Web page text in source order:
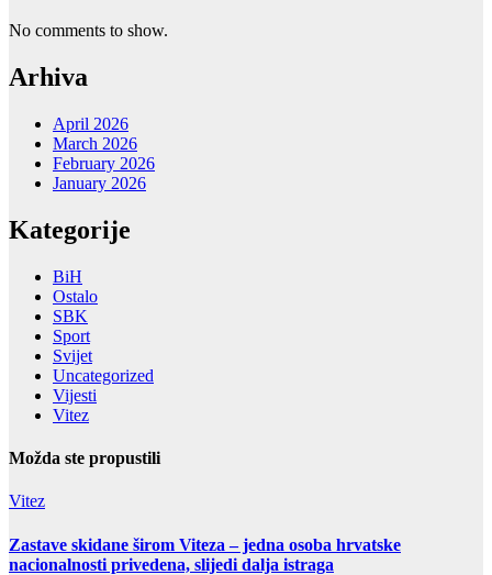
No comments to show.
Arhiva
April 2026
March 2026
February 2026
January 2026
Kategorije
BiH
Ostalo
SBK
Sport
Svijet
Uncategorized
Vijesti
Vitez
Možda ste propustili
Vitez
Zastave skidane širom Viteza – jedna osoba hrvatske
nacionalnosti privedena, slijedi dalja istraga